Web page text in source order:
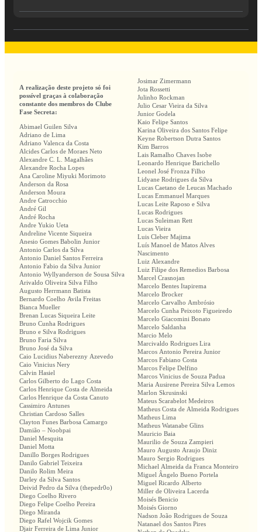
A realização deste projeto só foi
possível graças à colaboração
constante dos membros do Clube
Fase Secreta:
Abimael Guilen Silva
Adriano de Lima
Adriano Valenca da Costa
Alcides Carlos de Moraes Neto
Alexandre C. L. Magalhães
Alexandre Rocha Lopes
Ana Caroline Miyuki Morimoto
Anderson da Rosa
Anderson Moura
Andre Catrocchio
André Gil
André Rocha
Andre Yukio Ueta
Andreline Vicente Siqueira
Anesio Gomes Babolin Junior
Antonio Carlos da Silva
Antonio Daniel Santos Ferreira
Antonio Fabio da Silva Junior
Antonio Wyllyanderson de Sousa Silva
Arivaldo Oliveira Silva Filho
Augusto Herrmann Batista
Bernardo Coelho Avila Freitas
Bianca Mueller
Brenan Lucas Siqueira Leite
Bruno Cunha Rodrigues
Bruno e Silva Rodrigues
Bruno Faria Silva
Bruno José da Silva
Caio Lucidius Naberezny Azevedo
Caio Vinicius Nery
Calvin Hasiel
Carlos Gilberto do Lago Costa
Carlos Henrique Costa de Almeida
Carlos Henrique da Costa Canuto
Cassimiro Antunes
Christian Cardoso Salles
Clayton Funes Barbosa Camargo
Damião – Noobpai
Daniel Mesquita
Daniel Motta
Danillo Borges Rodrigues
Danilo Gabriel Teixeira
Danilo Rolim Meira
Darley da Silva Santos
Deivid Pedro da Silva (thepedr0o)
Diego Coelho Rivero
Diego Felipe Coelho Pereira
Diego Miranda
Diego Rafel Wojcik Gomes
Djair Ferreira de Lima Junior
Josimar Zimermann
Jota Rossetti
Julinho Rockman
Julio Cesar Vieira da Silva
Junior Godela
Kaio Felipe Santos
Karina Oliveira dos Santos Felipe
Keyne Robertson Dutra Santos
Kim Barros
Lais Ramalho Chaves Isobe
Leonardo Henrique Barichello
Leonel José Fronza Filho
Lidyane Rodrigues da Silva
Lucas Caetano de Leucas Machado
Lucas Emmanuel Marques
Lucas Leite Raposo e Silva
Lucas Rodrigues
Lucas Suleiman Rett
Lucas Vieira
Luis Cleber Majima
Luís Manoel de Matos Alves
Nascimento
Luiz Alexandre
Luiz Filipe dos Remedios Barbosa
Marcel Crasnojan
Marcelo Bentes Itapirema
Marcelo Brocker
Marcelo Carvalho Ambrósio
Marcelo Cunha Peixoto Figueiredo
Marcelo Giacomini Bonato
Marcelo Saldanha
Marcio Melo
Marcivaldo Rodrigues Lira
Marcos Antonio Pereira Junior
Marcos Fabiano Costa
Marcos Felipe Delfino
Marcos Vinicius de Souza Padua
Maria Ausirene Pereira Silva Lemos
Marlon Skrusinski
Mateus Scarabelot Medeiros
Matheus Costa de Almeida Rodrigues
Matheus Lima
Matheus Watanabe Glins
Mauricio Baia
Maurilio de Souza Zampieri
Mauro Augusto Araujo Diniz
Mauro Sergio Rodrigues
Michael Almeida da Franca Monteiro
Miguel Ângelo Bueno Portela
Miguel Ricardo Alberto
Miller de Oliveira Lacerda
Moisés Benicio
Moisés Giorno
Nadson João Rodrigues de Souza
Natanael dos Santos Pires